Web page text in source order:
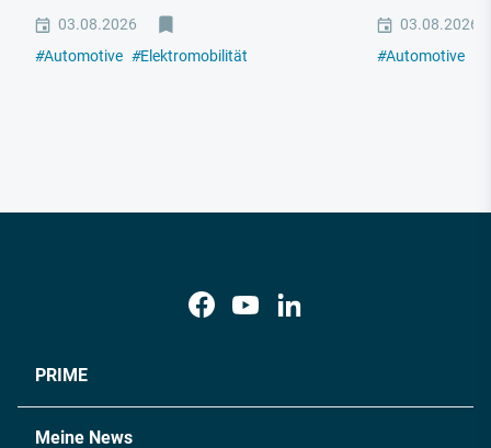
03.08.2026
#Automotive #Elektromobilität
03.08.2026
#Automotive
PRIME
Meine News